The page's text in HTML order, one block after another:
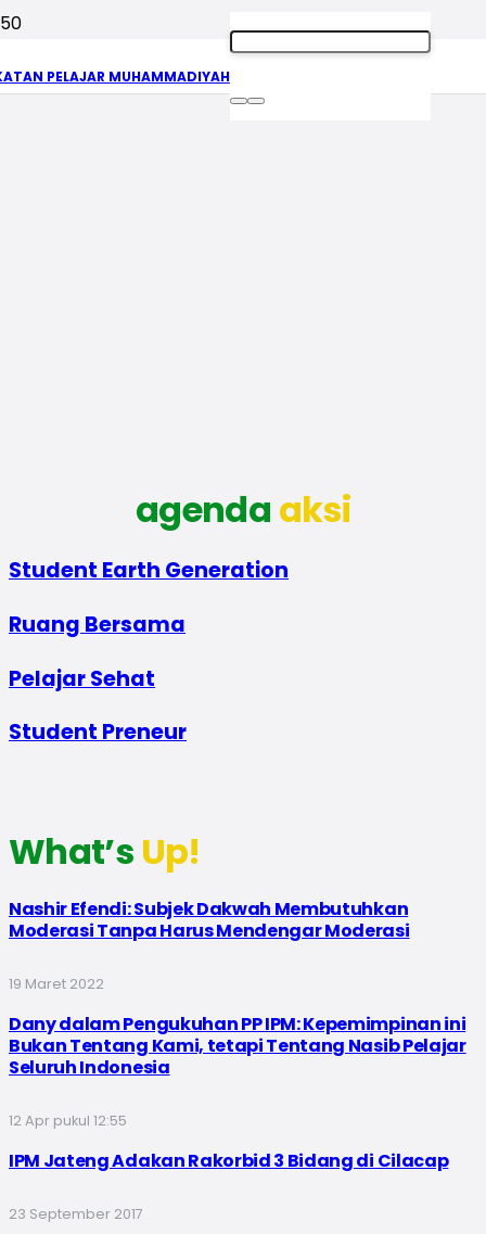
PELAJAR MUHAMMADIYAH
agenda aksi
Student Earth Generation
Ruang Bersama
Pelajar Sehat
Student Preneur
What’s Up!
Nashir Efendi: Subjek Dakwah Membutuhkan
Moderasi Tanpa Harus Mendengar Moderasi
19 Maret 2022
Dany dalam Pengukuhan PP IPM: Kepemimpinan ini
Bukan Tentang Kami, tetapi Tentang Nasib Pelajar
Seluruh Indonesia
12 Apr pukul 12:55
IPM Jateng Adakan Rakorbid 3 Bidang di Cilacap
23 September 2017